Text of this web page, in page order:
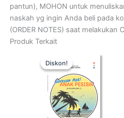
pantun), MOHON untuk
naskah yg ingin Anda beli pada
(ORDER NOTES) saat melakukan
Produk Terkait
Diskon!
Diskon!aslinya
adalah:
Rp50.000.